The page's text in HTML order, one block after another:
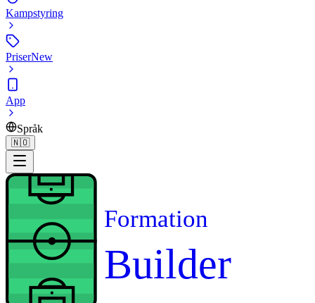
Kampstyring
PriserNew
App
Språk
🇳🇴
Formation
Builder